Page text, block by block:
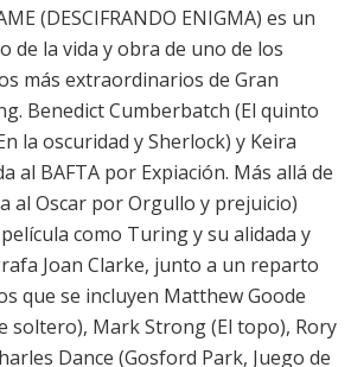
(DESCIFRANDO ENIGMA) es un
de la vida y obra de uno de los
más extraordinarios de Gran
Benedict Cumberbatch (El quinto
la oscuridad y Sherlock) y Keira
al BAFTA por Expiación. Más allá de
al Oscar por Orgullo y prejuicio)
como Turing y su alidada y
Joan Clarke, junto a un reparto
que se incluyen Matthew Goode
soltero), Mark Strong (El topo), Rory
Dance (Gosford Park, Juego de